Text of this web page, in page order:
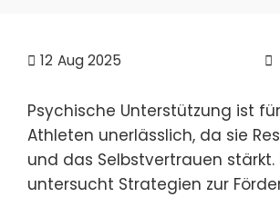
12 Aug 2025
Psychische Unterstützung ist
Athleten unerlässlich, da sie
und das Selbstvertrauen stärkt.
untersucht Strategien zur